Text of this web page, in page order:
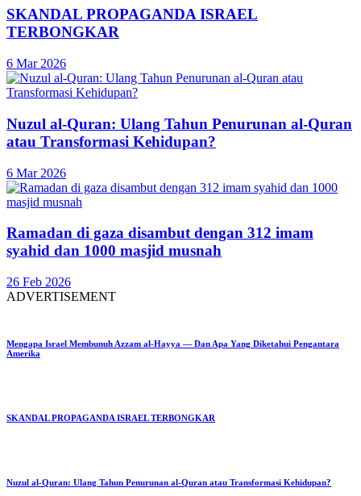
SKANDAL PROPAGANDA ISRAEL
TERBONGKAR
6 Mar 2026
Nuzul al-Quran: Ulang Tahun Penurunan al-Quran
atau Transformasi Kehidupan?
6 Mar 2026
Ramadan di gaza disambut dengan 312 imam
syahid dan 1000 masjid musnah
26 Feb 2026
ADVERTISEMENT
Mengapa Israel Membunuh Azzam al-Hayya — Dan Apa Yang Diketahui Pengantara
Amerika
SKANDAL PROPAGANDA ISRAEL TERBONGKAR
Nuzul al-Quran: Ulang Tahun Penurunan al-Quran atau Transformasi Kehidupan?